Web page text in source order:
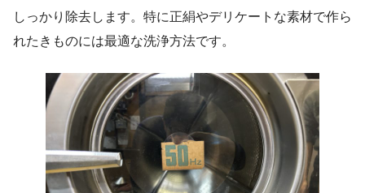
しっかり除去します。特に正絹やデリケートな素材で作ら
れたきものには最適な洗浄方法です。